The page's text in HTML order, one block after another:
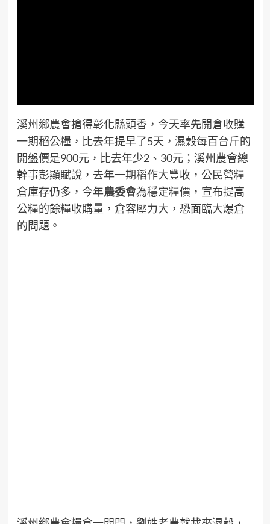
溪州鄉農會搶得彰化縣頭香，今天率先開倉收購
一期稻公糧，比去年提早了5天，濕穀每百台斤的
開盤價是900元，比去年少2、30元；溪州農會總
幹事彭顯賦說，去年一期稻作大豐收，公民營糧
倉庫存仍多，今年農委會為穩定糧價，宣布提高
公糧的餘糧收購量，倉容壓力大，恐面臨大爆倉
的問題。